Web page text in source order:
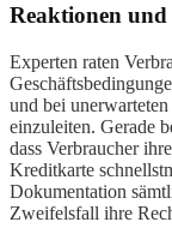
Reaktionen und
Experten raten
und bei
einzuleiten. Gerade
dass Verbraucher
Kreditkarte
Dokumentation
Zweifelsfall ihre